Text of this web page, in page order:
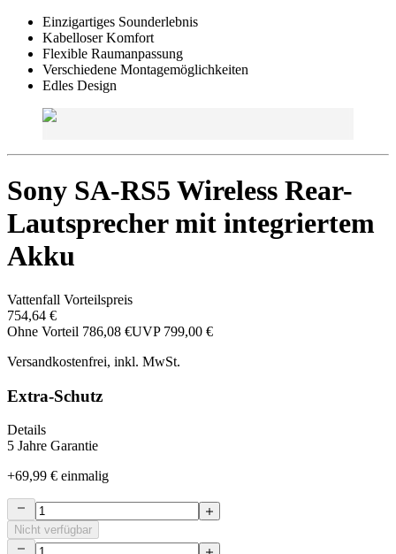
Einzigartiges Sounderlebnis
Kabelloser Komfort
Flexible Raumanpassung
Verschiedene Montagemöglichkeiten
Edles Design
Sony SA-RS5 Wireless Rear-
Lautsprecher mit integriertem
Akku
Vattenfall Vorteilspreis
754,64 €
Ohne Vorteil 786,08 €UVP 799,00 €
Versandkostenfrei, inkl. MwSt.
Extra-Schutz
Details
5 Jahre Garantie
+69,99 € einmalig
Nicht verfügbar